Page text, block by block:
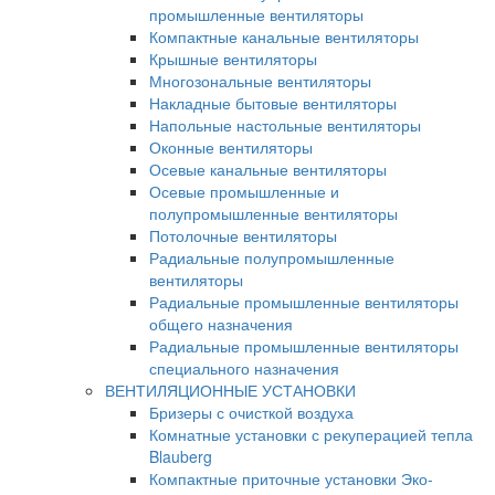
промышленные вентиляторы
Компактные канальные вентиляторы
Крышные вентиляторы
Многозональные вентиляторы
Накладные бытовые вентиляторы
Напольные настольные вентиляторы
Оконные вентиляторы
Осевые канальные вентиляторы
Осевые промышленные и
полупромышленные вентиляторы
Потолочные вентиляторы
Радиальные полупромышленные
вентиляторы
Радиальные промышленные вентиляторы
общего назначения
Радиальные промышленные вентиляторы
специального назначения
ВЕНТИЛЯЦИОННЫЕ УСТАНОВКИ
Бризеры с очисткой воздуха
Комнатные установки с рекуперацией тепла
Blauberg
Компактные приточные установки Эко-